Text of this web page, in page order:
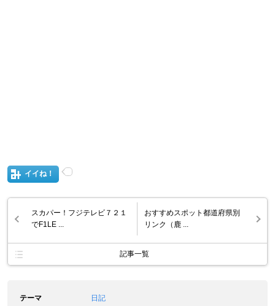
イイね！
スカパー！フジテレビ７２１
でF1LE ...
おすすめスポット都道府県別
リンク（鹿 ...
記事一覧
テーマ
日記